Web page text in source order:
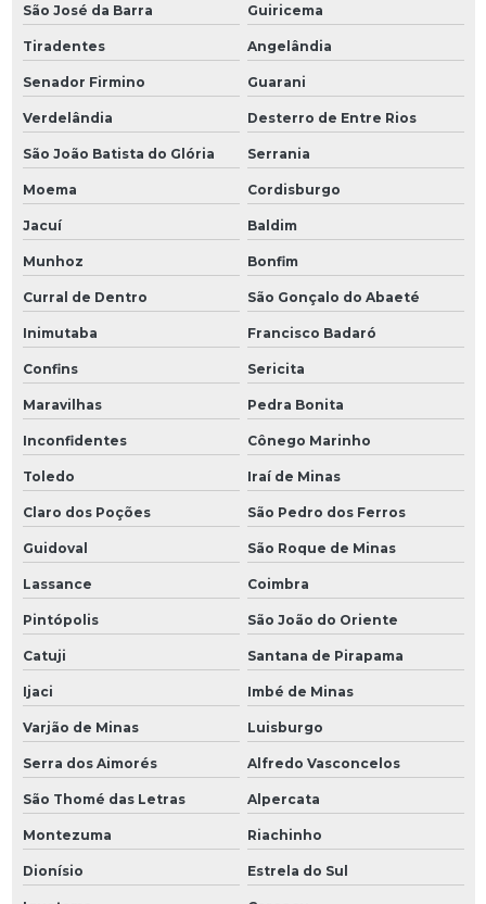
São José da Barra Guiricema
Tiradentes Angelândia
Senador Firmino Guarani
Verdelândia Desterro de Entre Rios
São João Batista do Glória Serrania
Moema Cordisburgo
Jacuí Baldim
Munhoz Bonfim
Curral de Dentro São Gonçalo do Abaeté
Inimutaba Francisco Badaró
Confins Sericita
Maravilhas Pedra Bonita
Inconfidentes Cônego Marinho
Toledo Iraí de Minas
Claro dos Poções São Pedro dos Ferros
Guidoval São Roque de Minas
Lassance Coimbra
Pintópolis São João do Oriente
Catuji Santana de Pirapama
Ijaci Imbé de Minas
Varjão de Minas Luisburgo
Serra dos Aimorés Alfredo Vasconcelos
São Thomé das Letras Alpercata
Montezuma Riachinho
Dionísio Estrela do Sul